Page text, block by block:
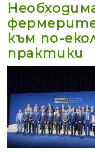
към по-
практики